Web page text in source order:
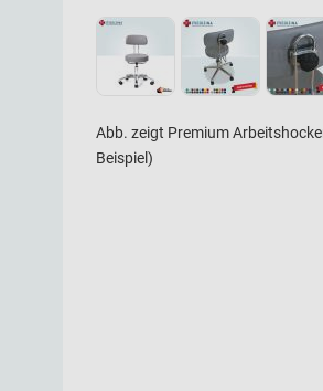
Abb. zeigt Premium
Beispiel)